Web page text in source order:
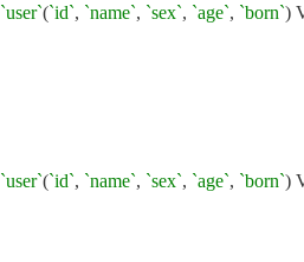
`user`(`id`, `name`, `sex`, `age`, `born`)
`user`(`id`, `name`, `sex`, `age`, `born`)